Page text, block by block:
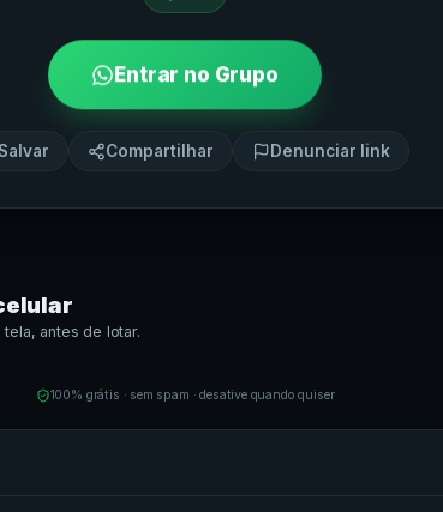
Entrar no Grupo
Salvar Compartilhar Denunciar link
antes de lotar.
100% grátis · sem spam · desative quando quiser